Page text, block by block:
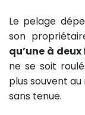
Le pelage
son
qu’une à
ne se soit
plus souvent
sans tenue.